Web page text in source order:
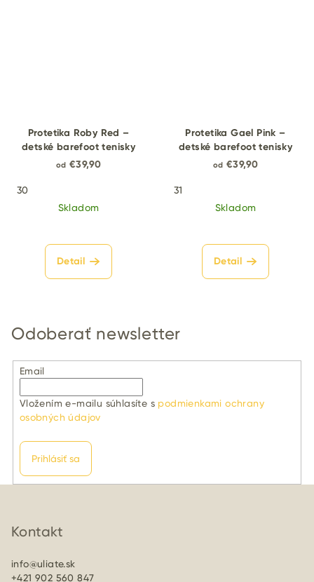
Protetika Roby Red –
detské barefoot tenisky
od €39,90
30
Skladom
Detail
Protetika Gael Pink –
detské barefoot tenisky
od €39,90
31
Skladom
Detail
Odoberať newsletter
Email
Vložením e-mailu súhlasíte s podmienkami ochrany
osobných údajov
Prihlásiť sa
Kontakt
info@uliate.sk
+421 902 560 847